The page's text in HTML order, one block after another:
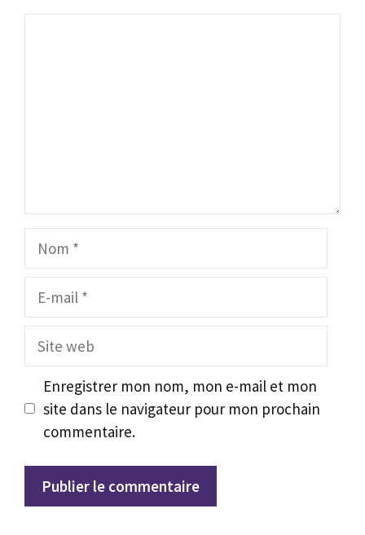
Nom
Site
Enregistrer mon nom, mon e-mail et mon
site dans le navigateur pour mon prochain
commentaire.